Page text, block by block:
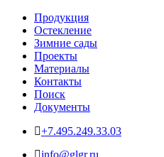
Продукция
Остекление
Зимние сады
Проекты
Материалы
Контакты
Поиск
Документы
+7.495.249.33.03
info@glgr.ru